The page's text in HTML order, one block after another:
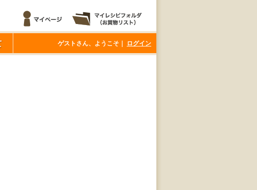
ゲストさん、ようこそ｜ ログイン